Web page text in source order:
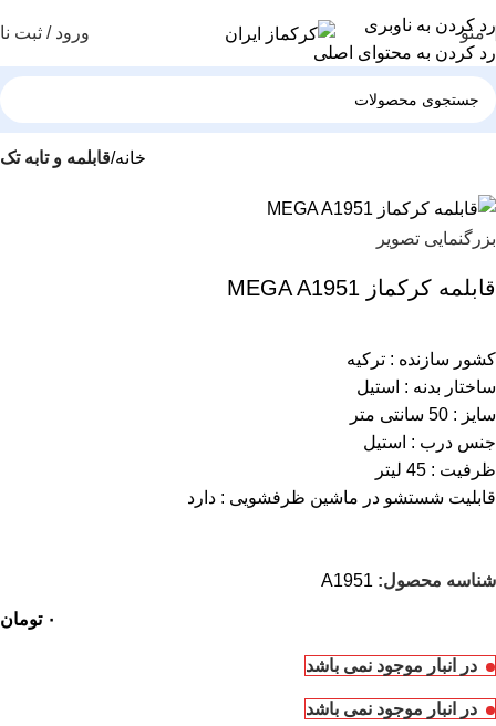
رد کردن به ناوبری
رد کردن به محتوای اصلی
منو ورود / ثبت
خانه قابلمه و تابه تک
بزرگنمایی تصویر
قابلمه کرکماز MEGA A1951
کشور سازنده : ترکیه
ساختار بدنه : استیل
سایز : 50 سانتی متر
جنس درب : استیل
ظرفیت : 45 لیتر
قابلیت شستشو در ماشین ظرفشویی : دارد
شناسه محصول: A1951
۰ تومان
در انبار موجود نمی باشد
در انبار موجود نمی باشد